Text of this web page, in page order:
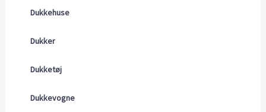
Dukkehuse
Dukker
Dukketøj
Dukkevogne